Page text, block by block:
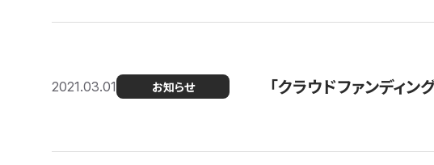
2021.03.01 お知らせ 「クラウドファンディ